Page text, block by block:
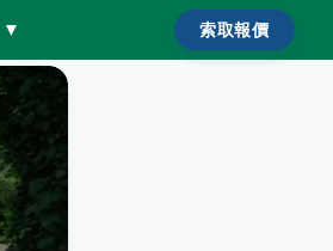
▼ 索取報價